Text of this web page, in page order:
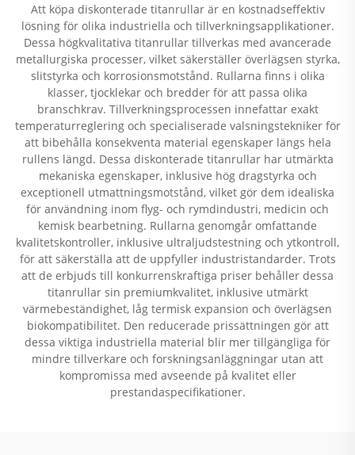
Att köpa diskonterade titanrullar är en kostnadseffektiv
lösning för olika industriella och tillverkningsapplikationer.
Dessa högkvalitativa titanrullar tillverkas med avancerade
metallurgiska processer, vilket säkerställer överlägsen styrka,
slitstyrka och korrosionsmotstånd. Rullarna finns i olika
klasser, tjocklekar och bredder för att passa olika
branschkrav. Tillverkningsprocessen innefattar exakt
temperaturreglering och specialiserade valsningstekniker för
att bibehålla konsekventa material egenskaper längs hela
rullens längd. Dessa diskonterade titanrullar har utmärkta
mekaniska egenskaper, inklusive hög dragstyrka och
exceptionell utmattningsmotstånd, vilket gör dem idealiska
för användning inom flyg- och rymdindustri, medicin och
kemisk bearbetning. Rullarna genomgår omfattande
kvalitetskontroller, inklusive ultraljudstestning och ytkontroll,
för att säkerställa att de uppfyller industristandarder. Trots
att de erbjuds till konkurrenskraftiga priser behåller dessa
titanrullar sin premiumkvalitet, inklusive utmärkt
värmebeständighet, låg termisk expansion och överlägsen
biokompatibilitet. Den reducerade prissättningen gör att
dessa viktiga industriella material blir mer tillgängliga för
mindre tillverkare och forskningsanläggningar utan att
kompromissa med avseende på kvalitet eller
prestandaspecifikationer.